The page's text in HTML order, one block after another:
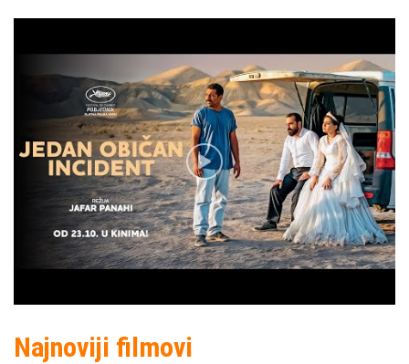
Najnoviji filmovi